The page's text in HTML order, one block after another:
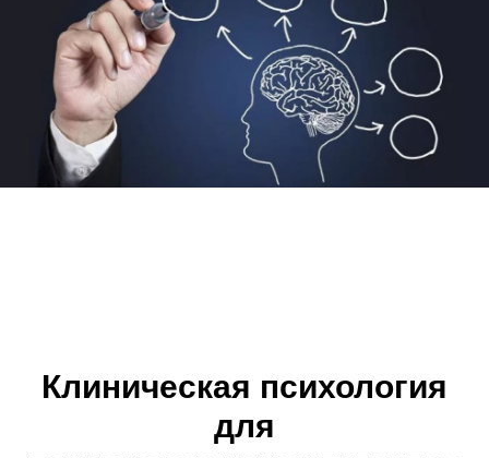
Клиническая психология
для